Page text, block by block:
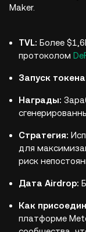
Maker.
TVL: Более
протоколом
Запуск
Награды:
Стратегия:
для
риск
Дата Airdrop:
Как
платформе